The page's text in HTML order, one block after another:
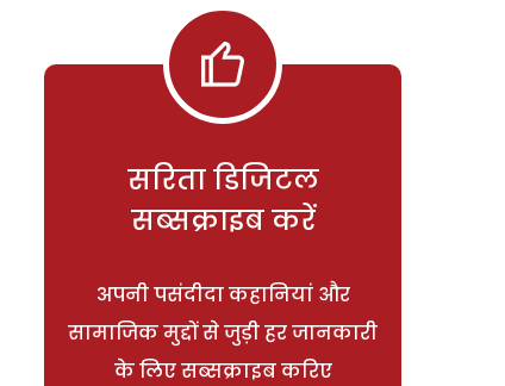
सरिता डिजिटल
सब्सक्राइब करें
अपनी पसंदीदा कहानियां और
सामाजिक मुद्दों से जुड़ी हर जानकारी
के लिए सब्सक्राइब करिए